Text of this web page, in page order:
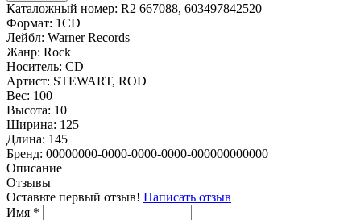
Каталожный номер: R2 667088, 603497842520
Формат: 1CD
Лейбл: Warner Records
Жанр: Rock
Носитель: CD
Артист: STEWART, ROD
Вес: 100
Высота: 10
Ширина: 125
Длина: 145
Бренд: 00000000-0000-0000-0000-000000000000
Описание
Отзывы
Оставьте первый отзыв! Написать отзыв
Имя *